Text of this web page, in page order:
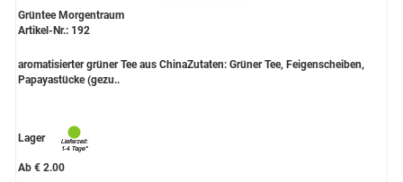
Grüntee Morgentraum
Artikel-Nr.: 192
aromatisierter grüner Tee aus ChinaZutaten: Grüner Tee, Feigenscheiben,
Papayastücke (gezu..
Lager
Ab € 2.00